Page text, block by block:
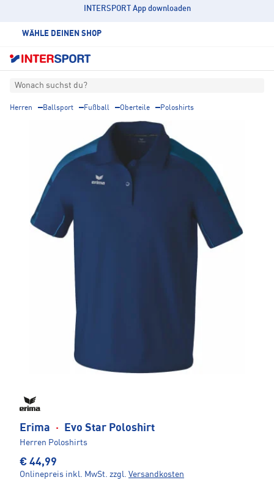
INTERSPORT App downloaden
WÄHLE DEINEN SHOP
Wonach suchst du?
Herren Ballsport Fußball Oberteile Poloshirts
Erima · Evo Star Poloshirt
Herren Poloshirts
€ 44,99
Onlinepreis inkl. MwSt. zzgl. Versandkosten